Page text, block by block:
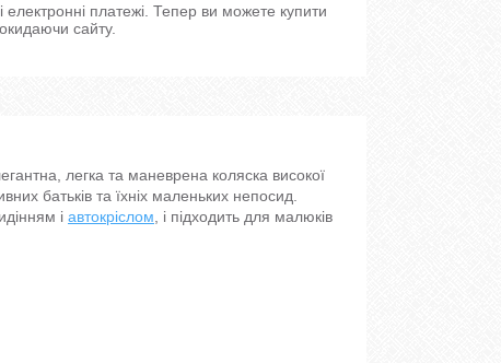
електронні платежі. Тепер ви можете купити
сайту.
легка та маневрена коляска високої
батьків та їхніх маленьких непосид.
і автокріслом , і підходить для малюків